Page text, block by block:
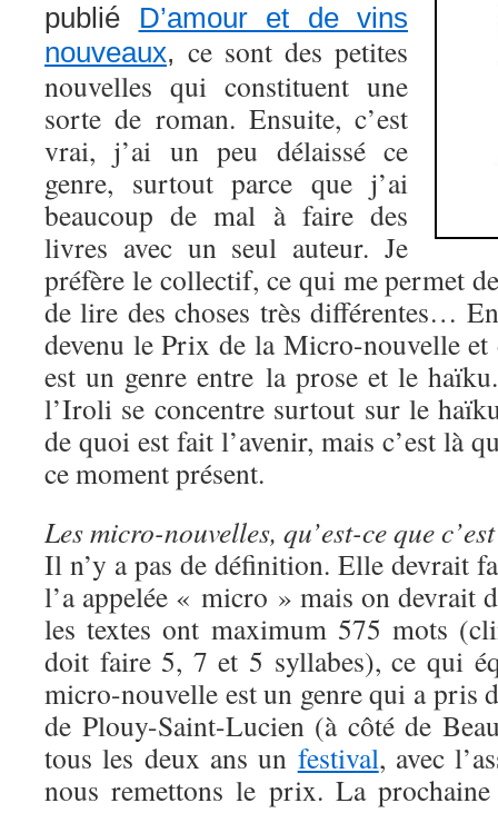
publié D’amour et de vins
nouveaux, ce sont des petites
nouvelles qui constituent une
sorte de roman. Ensuite, c’est
vrai, j’ai un peu délaissé ce
genre, surtout parce que j’ai
beaucoup de mal à faire des
livres avec un seul auteur. Je
préfère le collectif, ce qui me permet
de lire des choses très différentes…
devenu le Prix de la Micro-nouvelle
est un genre entre la prose et le
l’Iroli se concentre surtout sur le
de quoi est fait l’avenir, mais c’est là
ce moment présent.
Les micro-nouvelles, qu’est-ce que
Il n’y a pas de définition. Elle devrait
l’a appelée « micro » mais on devrait
les textes ont maximum 575 mots
doit faire 5, 7 et 5 syllabes), ce qui
micro-nouvelle est un genre qui a pris
de Plouy-Saint-Lucien (à côté de
tous les deux ans un festival, avec
nous remettons le prix. La